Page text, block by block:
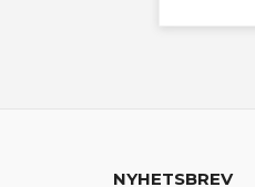
NYHETSBREV